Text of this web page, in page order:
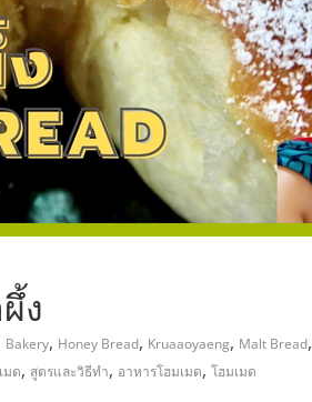
ง
Bakery, Honey Bread, Kruaaoyaeng, Malt Bread,
มด, สูตรและวิธีทำ, อาหารโฮมเมด, โฮมเมด